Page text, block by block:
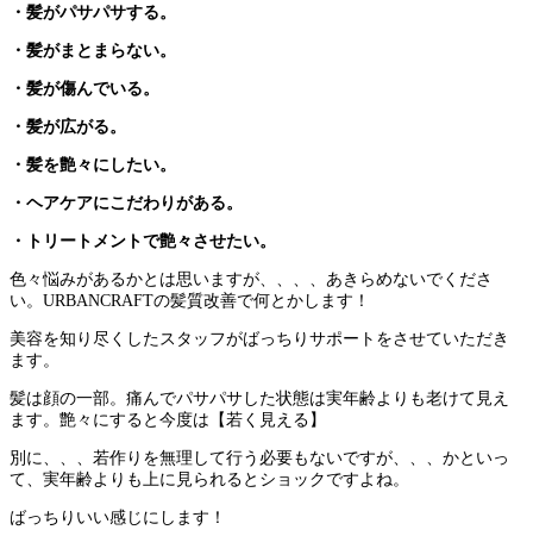
・髪がパサパサする。
・髪がまとまらない。
・髪が傷んでいる。
・髪が広がる。
・髪を艶々にしたい。
・ヘアケアにこだわりがある。
・トリートメントで艶々させたい。
色々悩みがあるかとは思いますが、、、、あきらめないでくださ
い。URBANCRAFTの髪質改善で何とかします！
美容を知り尽くしたスタッフがばっちりサポートをさせていただき
ます。
髪は顔の一部。痛んでパサパサした状態は実年齢よりも老けて見え
ます。艶々にすると今度は【若く見える】
別に、、、若作りを無理して行う必要もないですが、、、かといっ
て、実年齢よりも上に見られるとショックですよね。
ばっちりいい感じにします！